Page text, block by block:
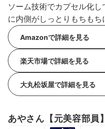
ソーム技術でカプセル化
に内側がしっとりもちも
Amazonで詳細を見る
楽天市場で詳細を見る
大丸松坂屋で詳細を見る
あやさん【元美容部